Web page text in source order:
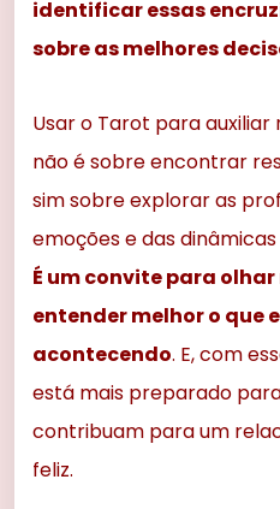
identificar essas
sobre as melhores
Usar o Tarot para
não é sobre encontrar
sim sobre explorar as
emoções e das
É um convite para
entender melhor o que
acontecendo. E, com
está mais preparado
contribuam para um
feliz.